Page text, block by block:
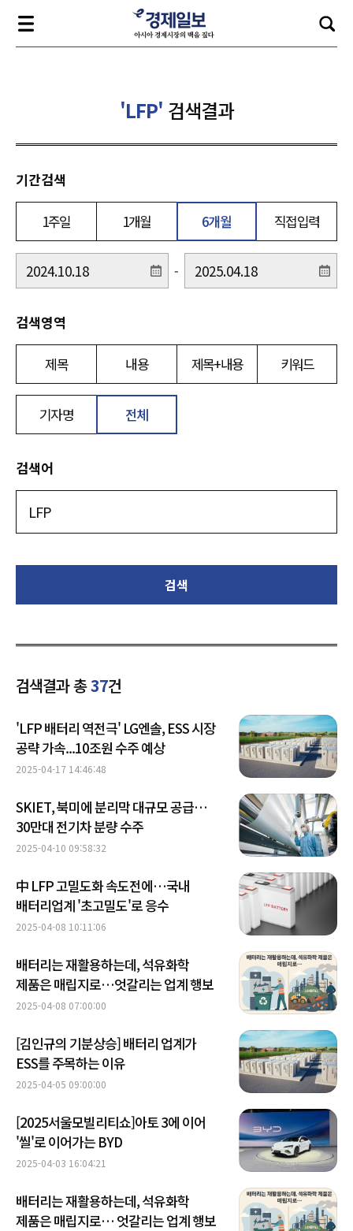
'LFP' 검색결과
기간검색
1주일 1개월 6개월 직접입력
-
검색영역
제목 내용 제목+내용 키워드
기자명 전체
검색어
검색
검색결과 총37건
'LFP 배터리 역전극' LG엔솔, ESS 시장
공략 가속...10조원 수주 예상
2025-04-17 14:46:48
SKIET, 북미에 분리막 대규모 공급…
30만대 전기차 분량 수주
2025-04-10 09:58:32
中 LFP 고밀도화 속도전에…국내
배터리업계 '초고밀도'로 응수
2025-04-08 10:11:06
배터리는 재활용하는데, 석유화학
제품은 매립지로…엇갈리는 업계 행보
2025-04-08 07:00:00
[김인규의 기분상승] 배터리 업계가
ESS를 주목하는 이유
2025-04-05 09:00:00
[2025서울모빌리티쇼]아토 3에 이어
'씰'로 이어가는 BYD
2025-04-03 16:04:21
배터리는 재활용하는데, 석유화학
제품은 매립지로… 엇갈리는 업계 행보